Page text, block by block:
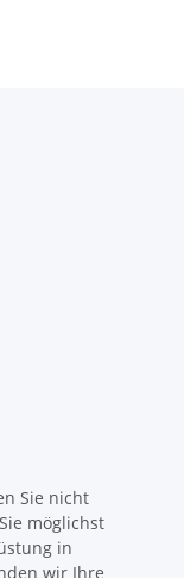
Sie nicht
möglichst
in
wir Ihre